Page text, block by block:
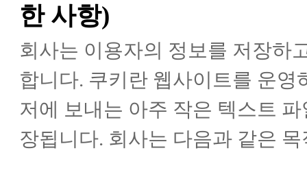
한 사항)
회사는 이용자의 정보를 저장하
합니다. 쿠키란 웹사이트를 운
저에 보내는 아주 작은 텍스트
장됩니다. 회사는 다음과 같은